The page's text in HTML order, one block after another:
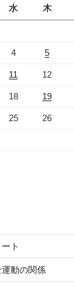
水 木
4 5
11 12
18 19
25 26
ト
動の関係